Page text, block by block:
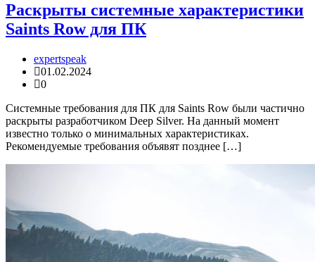
Раскрыты системные характеристики
Saints Row для ПК
expertspeak
01.02.2024
0
Системные требования для ПК для Saints Row были частично
раскрыты разработчиком Deep Silver. На данный момент
известно только о минимальных характеристиках.
Рекомендуемые требования объявят позднее […]